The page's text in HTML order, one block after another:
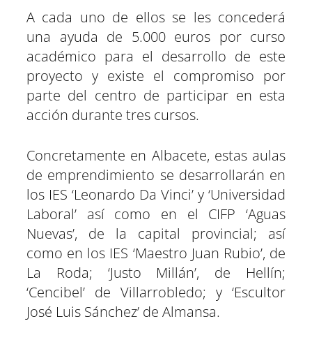
A cada uno de ellos se les concederá
una ayuda de 5.000 euros por curso
académico para el desarrollo de este
proyecto y existe el compromiso por
parte del centro de participar en esta
acción durante tres cursos.
Concretamente en Albacete, estas aulas
de emprendimiento se desarrollarán en
los IES ‘Leonardo Da Vinci’ y ‘Universidad
Laboral’ así como en el CIFP ‘Aguas
Nuevas’, de la capital provincial; así
como en los IES ‘Maestro Juan Rubio’, de
La Roda; ‘Justo Millán’, de Hellín;
‘Cencibel’ de Villarrobledo; y ‘Escultor
José Luis Sánchez’ de Almansa.